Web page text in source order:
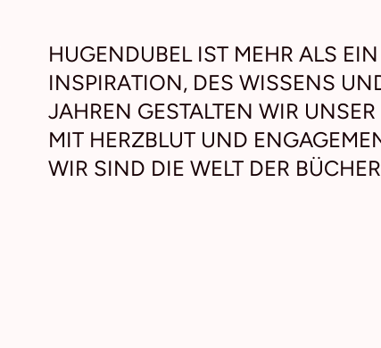
HUGENDUBEL IST MEHR ALS
INSPIRATION, DES WISSENS
JAHREN GESTALTEN WIR
MIT HERZBLUT UND
WIR SIND DIE WELT DER